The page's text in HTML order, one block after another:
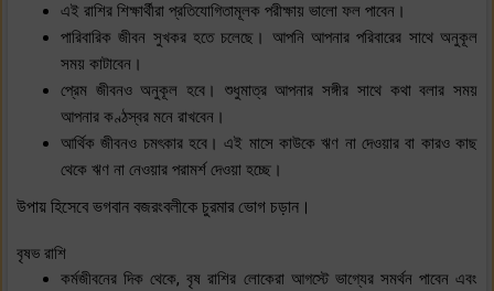
এই রাশির শিক্ষার্থীরা প্রতিযোগিতামূলক পরীক্ষায় ভালো ফল পাবেন।
পারিবারিক জীবন সুখকর হতে চলেছে। আপনি আপনার পরিবারের সাথে অনুকূল
সময় কাটাবেন।
প্রেম জীবনও অনুকূল হবে। শুধুমাত্র আপনার সঙ্গীর সাথে কথা বলার সময়
আপনার কণ্ঠস্বর মনে রাখবেন।
আর্থিক জীবনও চমৎকার হবে। এই মাসে কাউকে ঋণ না দেওয়ার বা কারও কাছ
থেকে ঋণ না নেওয়ার পরামর্শ দেওয়া হচ্ছে।
উপায় হিসেবে ভগবান বজরংবলীকে চুরমার ভোগ চড়ান।
বৃষভ রাশি
কর্মজীবনের দিক থেকে, বৃষ রাশির লোকেরা আগস্টে ভাগ্যের সমর্থন পাবেন এবং